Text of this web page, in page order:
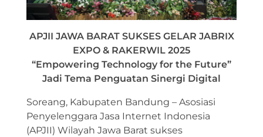
APJII JAWA BARAT SUKSES GELAR JABRIX
EXPO & RAKERWIL 2025
“Empowering Technology for the Future”
Jadi Tema Penguatan Sinergi Digital
Soreang, Kabupaten Bandung – Asosiasi
Penyelenggara Jasa Internet Indonesia
(APJII) Wilayah Jawa Barat sukses